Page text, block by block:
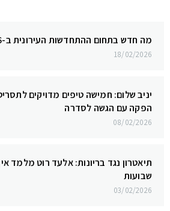
מה חדש בתחום ההתחדשות העירונית ב-2026?
18/02/2026
יניב שלום: חמישה טיפים מדויקים
הפקה עם הגשה לסדרה
08/02/2026
שבועות
03/02/2026